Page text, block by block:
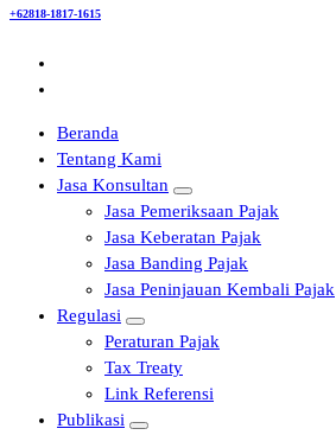
+62818-1817-1615
Beranda
Tentang Kami
Jasa Konsultan
Jasa Pemeriksaan Pajak
Jasa Keberatan Pajak
Jasa Banding Pajak
Jasa Peninjauan Kembali Pajak
Regulasi
Peraturan Pajak
Tax Treaty
Link Referensi
Publikasi